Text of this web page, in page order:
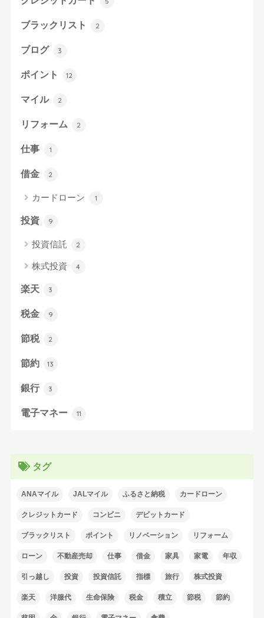
ブラックリスト 2
ブログ 3
ポイント 12
マイル 2
リフォーム 2
仕事 1
借金 2
カードローン 1
投資 9
投資信託 2
株式投資 4
楽天 3
税金 9
節税 2
節約 13
銀行 3
電子マネー 11
タグ
ANAマイル JALマイル ふるさと納税 カードローン
クレジットカード コンビニ デビットカード
ブラックリスト ポイント リノベーション リフォーム
ローン 不動産売却 仕事 借金 家具 家電 年収
引っ越し 投資 投資信託 指標 旅行 株式投資
楽天 洋服代 生命保険 税金 積立 節税 節約